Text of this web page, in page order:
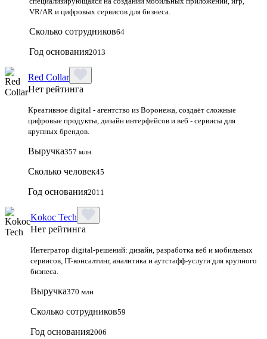
VR/AR и цифровых сервисов для бизнеса.
Сколько сотрудников64
Год основания2013
Red Collar
Нет рейтинга
Креативное digital - агентство из Воронежа, создаёт сложные
цифровые продукты, дизайн интерфейсов и веб - сервисы для
крупных брендов.
Выручка357 млн
Сколько человек45
Год основания2011
Kokoc Tech
Нет рейтинга
Интегратор digital-решений: дизайн, разработка веб и мобильных
сервисов, IT-консалтинг, аналитика и аутстафф-услуги для крупного
бизнеса.
Выручка370 млн
Сколько сотрудников59
Год основания2006